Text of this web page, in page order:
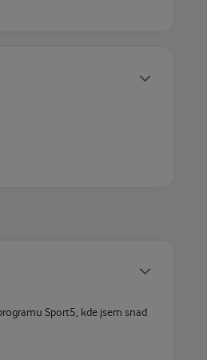
Sport5, kde jsem snad